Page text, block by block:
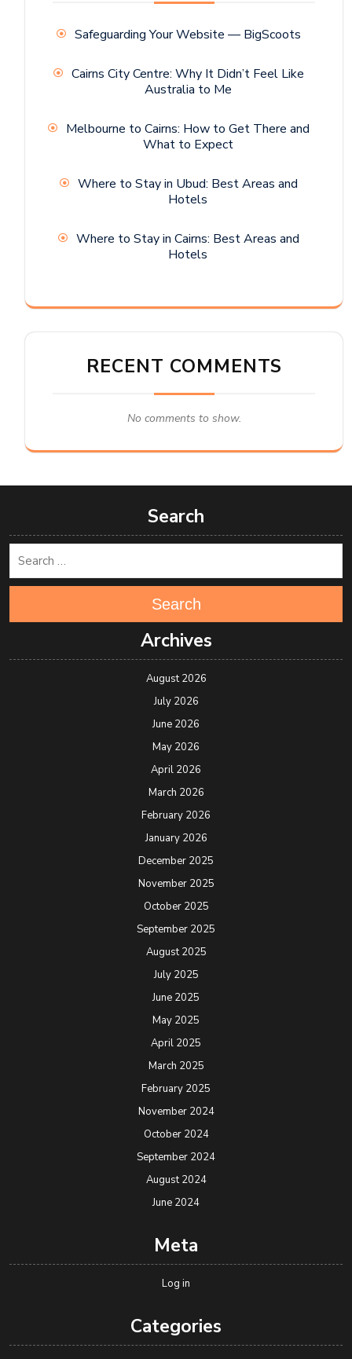
Safeguarding Your Website — BigScoots
Cairns City Centre: Why It Didn’t Feel Like
Australia to Me
Melbourne to Cairns: How to Get There and
What to Expect
Where to Stay in Ubud: Best Areas and
Hotels
Where to Stay in Cairns: Best Areas and
Hotels
RECENT COMMENTS
No comments to show.
Search
Search
Archives
August 2026
July 2026
June 2026
May 2026
April 2026
March 2026
February 2026
January 2026
December 2025
November 2025
October 2025
September 2025
August 2025
July 2025
June 2025
May 2025
April 2025
March 2025
February 2025
November 2024
October 2024
September 2024
August 2024
June 2024
Meta
Log in
Categories